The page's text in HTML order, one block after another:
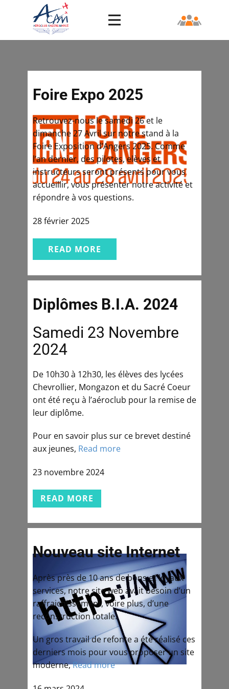
Foire Expo 2025
Retrouvez-nous le samedi 26 et le
dimanche 27 Avril sur notre stand à la
Foire Exposition d’Angers 2025. Comme
l’an dernier, des pilotes, elèves et
instructeurs seront présents pour vous
accueillir, vous présenter notre activité et
répondre à vos questions.
28 février 2025
READ MORE
Diplômes B.I.A. 2024
Samedi 23 Novembre
2024
De 10h30 à 12h30, les élèves des lycées
Chevrollier, Mongazon et du Sacré Coeur
ont été reçu à l’aéroclub pour la remise de
leur diplôme.
Pour en savoir plus sur ce brevet destiné
aux jeunes, Read more
23 novembre 2024
READ MORE
Nouveau site Internet
Après près de 10 ans de bons et loyaux
services, notre site web avait besoin d’un
raffraichissement, voire plus, d’une
reconstruction totale.
Un gros travail de refonte a été réalisé ces
derniers mois pour vous proposer un site
moderne,Read more